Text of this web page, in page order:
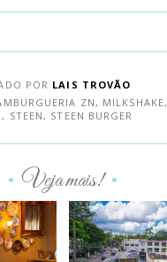
POR LAIS TROVÃO
ZN, MILKSHAKE,
, STEEN, STEEN BURGER
• Veja mais! •